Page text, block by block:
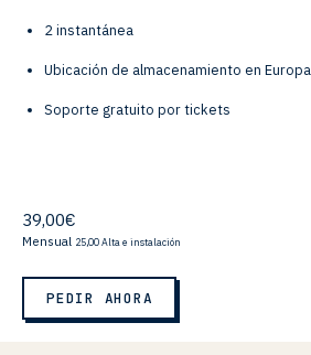
2 instantánea
Ubicación de almacenamiento en Europa
Soporte gratuito por tickets
39,00€
Mensual 25,00 Alta e instalación
PEDIR AHORA